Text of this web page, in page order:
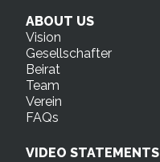
ABOUT US
Vision
Gesellschafter
Beirat
Team
Verein
FAQs
VIDEO STATEMENTS